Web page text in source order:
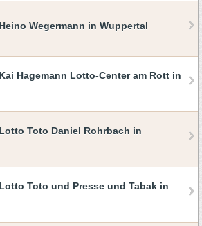
Wegermann in Wuppertal
Hagemann Lotto-Center am Rott in
Toto Daniel Rohrbach in
Toto und Presse und Tabak in